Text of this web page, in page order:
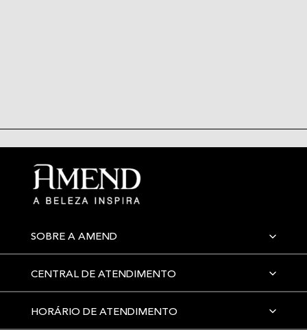
SOBRE A AMEND
CENTRAL DE ATENDIMENTO
HORÁRIO DE ATENDIMENTO